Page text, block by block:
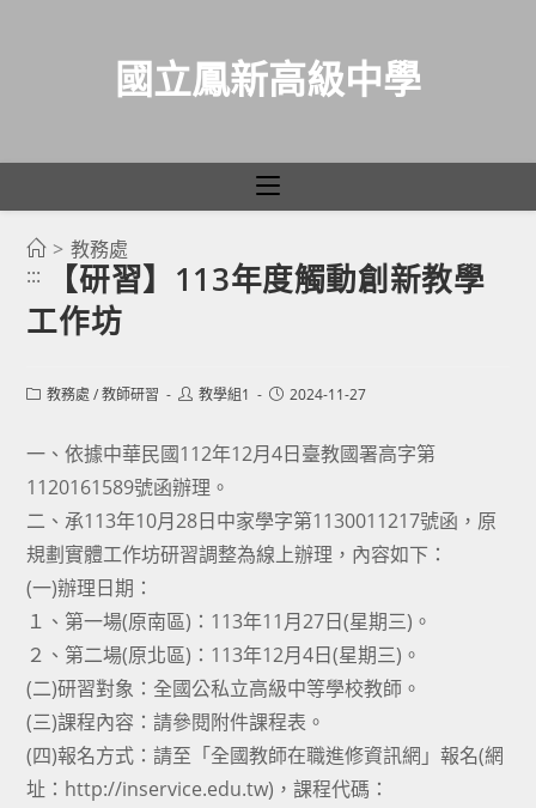
國立鳳新高級中學
> 教務處
:::
【研習】113年度觸動創新教學
工作坊
Post教務處 / 教師研習
Post教學組1
Post2024-11-27
一、依據中華民國112年12月4日臺教國署高字第
1120161589號函辦理。
二、承113年10月28日中家學字第1130011217號函，原
規劃實體工作坊研習調整為線上辦理，內容如下：
(一)辦理日期：
１、第一場(原南區)：113年11月27日(星期三)。
２、第二場(原北區)：113年12月4日(星期三)。
(二)研習對象：全國公私立高級中等學校教師。
(三)課程內容：請參閱附件課程表。
(四)報名方式：請至「全國教師在職進修資訊網」報名(網
址：http://inservice.edu.tw)，課程代碼：